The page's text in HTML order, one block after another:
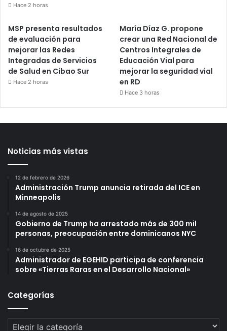
Hace 2 horas
MSP presenta resultados
de evaluación para
mejorar las Redes
Integradas de Servicios
de Salud en Cibao Sur
Hace 2 horas
María Díaz G. propone
crear una Red Nacional de
Centros Integrales de
Educación Vial para
mejorar la seguridad vial
en RD
Hace 3 horas
Noticias más vistas
12 de febrero de 2026
Administración Trump anuncia retirada del ICE en
Minneapolis
14 de agosto de 2025
Gobierno de Trump ha arrestado más de 300 mil
personas, preocupación entre dominicanos NYC
16 de octubre de 2025
Administrador de EGEHID participa de conferencia
sobre «Tierras Raras en el Desarrollo Nacional»
Categorías
Categorías